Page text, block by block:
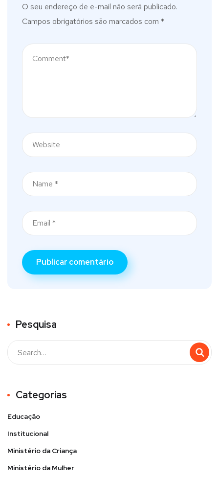
O seu endereço de e-mail não será publicado.
Campos obrigatórios são marcados com *
Pesquisa
Categorias
Educação
Institucional
Ministério da Criança
Ministério da Mulher